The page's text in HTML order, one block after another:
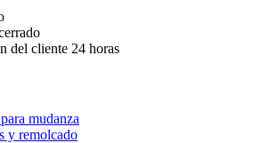
del cliente 24 horas
mudanza
y remolcado